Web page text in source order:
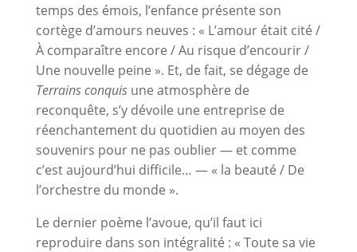
temps des émois, l’enfance présente son
cortège d’amours neuves : « L’amour était cité /
À comparaître encore / Au risque d’encourir /
Une nouvelle peine ». Et, de fait, se dégage de
Terrains conquisune atmosphère de
reconquête, s’y dévoile une entreprise de
réenchantement du quotidien au moyen des
souvenirs pour ne pas oublier — et comme
c’est aujourd’hui difficile… — « la beauté / De
l’orchestre du monde ».
Le dernier poème l’avoue, qu’il faut ici
reproduire dans son intégralité : « Toute sa vie